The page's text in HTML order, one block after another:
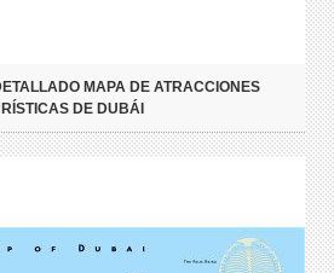
MAPA DE ATRACCIONES
DE DUBÁI